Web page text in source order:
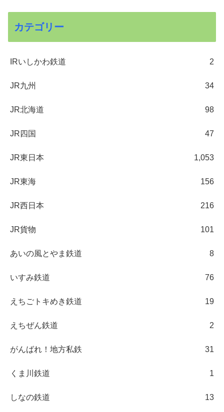
カテゴリー
IRいしかわ鉄道 2
JR九州 34
JR北海道 98
JR四国 47
JR東日本 1,053
JR東海 156
JR西日本 216
JR貨物 101
あいの風とやま鉄道 8
いすみ鉄道 76
えちごトキめき鉄道 19
えちぜん鉄道 2
がんばれ！地方私鉄 31
くま川鉄道 1
しなの鉄道 13